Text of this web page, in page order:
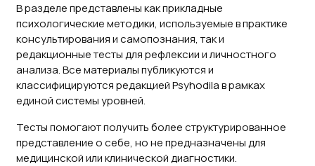
В разделе представлены как прикладные
психологические методики, используемые в практике
консультирования и самопознания, так и
редакционные тесты для рефлексии и личностного
анализа. Все материалы публикуются и
классифицируются редакцией Psyhodila в рамках
единой системы уровней.
Тесты помогают получить более структурированное
представление о себе, но не предназначены для
медицинской или клинической диагностики.